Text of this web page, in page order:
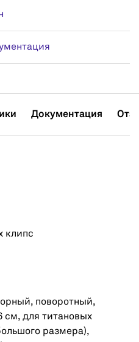
Документация
клипс
поворотный,
см, для титановых
размера),